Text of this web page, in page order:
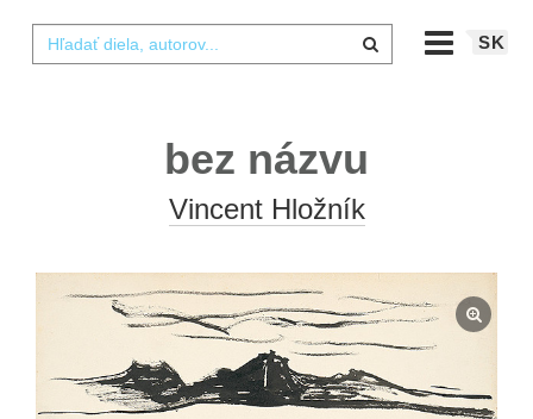
SK
bez názvu
Vincent Hložník